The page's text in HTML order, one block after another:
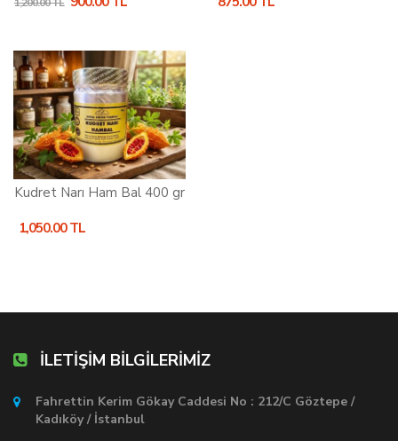
Kudret Narı Ham Bal 400 gr
1,050.00 TL
İLETİŞİM BİLGİLERİMİZ
Fahrettin Kerim Gökay Caddesi No : 212/C Göztepe /
Kadıköy / İstanbul